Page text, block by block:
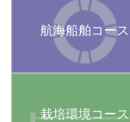
航海船舶コース
栽培環境コース